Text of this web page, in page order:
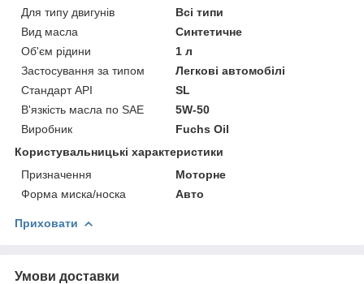
Для типу двигунів
Всі типи
Вид масла
Синтетичне
Об'єм рідини
1 л
Застосування за типом
Легкові автомобілі
Стандарт API
SL
В'язкість масла по SAE
5W-50
Виробник
Fuchs Oil
Користувальницькі характеристики
Призначення
Моторне
Форма миска/носка
Авто
Приховати
Умови доставки